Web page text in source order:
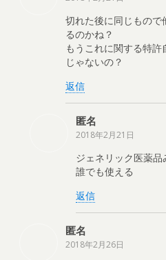
切れた後に同じもので
るのかね？
もうこれに関する特
じゃないの？
返信
匿名
2018年2月21日
ジェネリック医薬品
誰でも使える
返信
匿名
2018年2月26日